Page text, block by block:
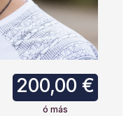
200,00 €
ó más